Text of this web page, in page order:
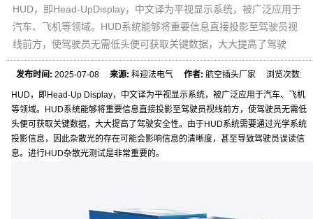
HUD，即Head-UpDisplay，中文译为平视显示系统，被广泛应用于
汽车、飞机等领域。HUD系统能够将重要信息直接投影至驾驶员视
线前方，使驾驶员无需低头便可获取关键数据，大大提高了驾驶
发布时间: 2025-07-08来源: 科迎法电气作者: 航空插头厂家 浏览次数:
HUD，即Head-Up Display，中文译为平视显示系统，被广泛应用于汽车、飞机
等领域。HUD系统能够将重要信息直接投影至驾驶员视线前方，使驾驶员无需低
头便可获取关键数据，大大提高了驾驶安全性。由于HUD系统需要通过光学系统
投影信息，因此杂散光的存在可能会影响信息的清晰度，甚至导致驾驶员误读信
息。进行HUD杂散光测试是非常重要的。